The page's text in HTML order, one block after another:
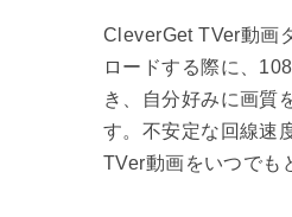
CleverGet TVer動画
ロードする際に、
き、自分好みに画質
す。不安定な回線速
TVer動画をいつでも